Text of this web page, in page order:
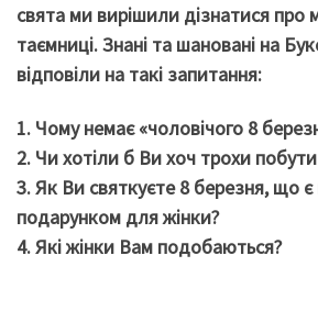
свята ми вирішили дізнатися про
таємниці. Знані та шановані на
відповіли на такі запитання:
1. Чому немає «чоловічого 8
2. Чи хотіли б Ви хоч трохи
3. Як Ви святкуєте 8 березня, що
подарунком для жінки?
4. Які жінки Вам подобаються?